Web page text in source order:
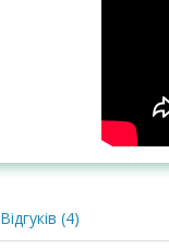
Відгуків (4)